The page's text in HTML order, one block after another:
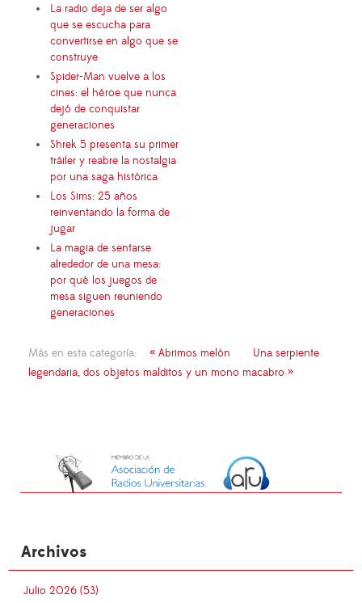
La radio deja de ser algo
que se escucha para
convertirse en algo que se
construye
Spider-Man vuelve a los
cines: el héroe que nunca
dejó de conquistar
generaciones
Shrek 5 presenta su primer
tráiler y reabre la nostalgia
por una saga histórica
Los Sims: 25 años
reinventando la forma de
jugar
La magia de sentarse
alrededor de una mesa:
por qué los juegos de
mesa siguen reuniendo
generaciones
Más en esta categoría: « Abrimos melón
Una serpiente
legendaria, dos objetos malditos y un mono macabro »
Archivos
Julio 2026 (53)